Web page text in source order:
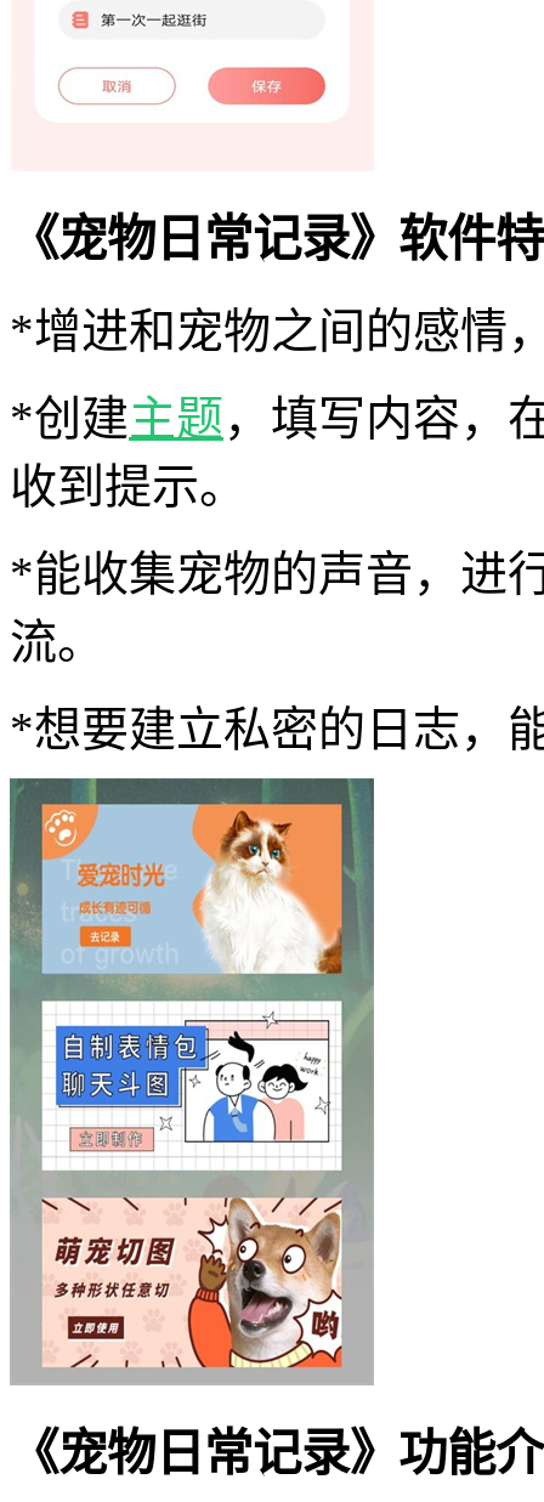
《宠物日常记录》软件
*增进和宠物之间的感情
*创建主题，填写内容，
收到提示。
*能收集宠物的声音，进
流。
*想要建立私密的日志，
《宠物日常记录》功能